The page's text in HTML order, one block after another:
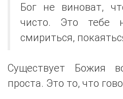
Бог не виноват,
чисто. Это тебе
смириться,
Существует Божия
проста. Это то, что